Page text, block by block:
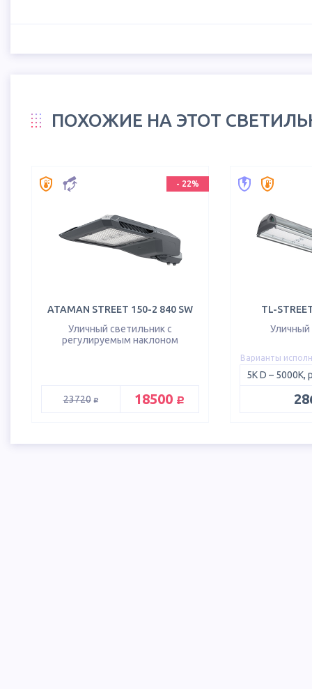
ПОХОЖИЕ НА ЭТОТ
- 22%
ATAMAN STREET 150-2 840 SW
Уличный светильник с
регулируемым наклоном
23720 руб. 18500 руб.
TL-
Уличный
Варианты